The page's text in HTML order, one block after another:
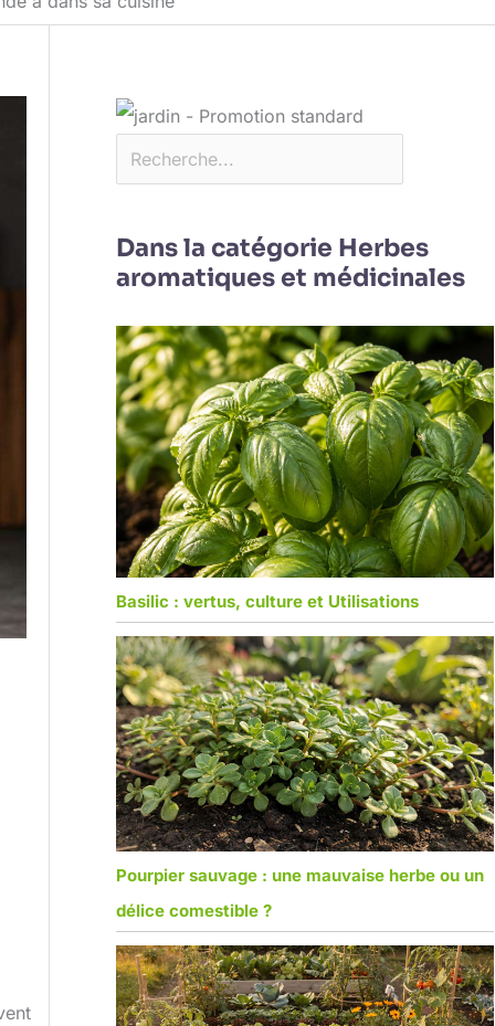
Dans la catégorie Herbes
aromatiques et médicinales
Basilic : vertus, culture et Utilisations
Pourpier sauvage : une mauvaise herbe ou un
délice comestible ?